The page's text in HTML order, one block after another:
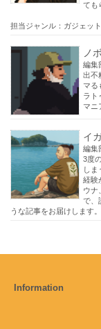
ても
担当ジャンル：ガジェッ
ノ
編集
出不
マる
ラト
マニ
イ
編集
3度
しま
経験
ウナ
で、
うな記事をお届けします。
Information